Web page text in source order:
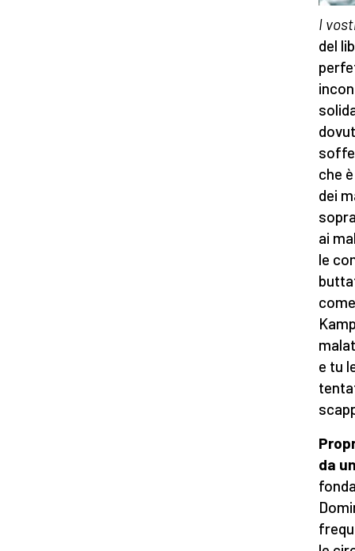
I
del
che
dei
ai
le
e tu
da